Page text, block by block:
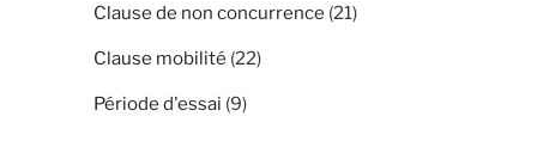
Clause de non concurrence (21)
Clause mobilité (22)
Période d'essai (9)